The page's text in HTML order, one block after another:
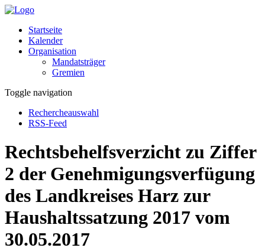
Startseite
Kalender
Organisation
Mandatsträger
Gremien
Toggle navigation
Rechercheauswahl
RSS-Feed
Rechtsbehelfsverzicht zu Ziffer
2 der Genehmigungsverfügung
des Landkreises Harz zur
Haushaltssatzung 2017 vom
30.05.2017